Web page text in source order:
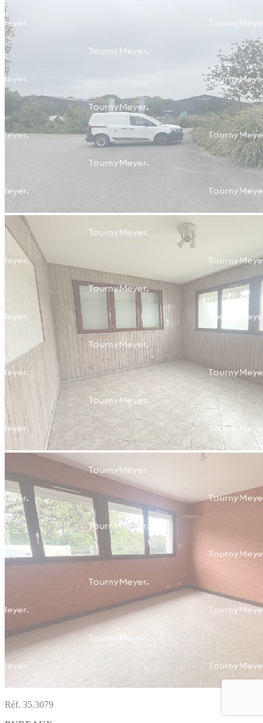
Réf. 35.3079